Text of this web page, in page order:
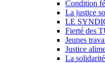
Condition
La justice
LE
Fierté des
Jeunes
Justice
La